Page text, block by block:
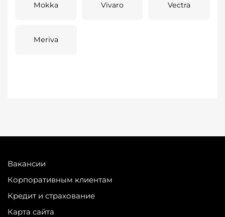
Mokka Vivaro Vectra
Meriva
Вакансии
Корпоративным клиентам
Кредит и страхование
Карта сайта